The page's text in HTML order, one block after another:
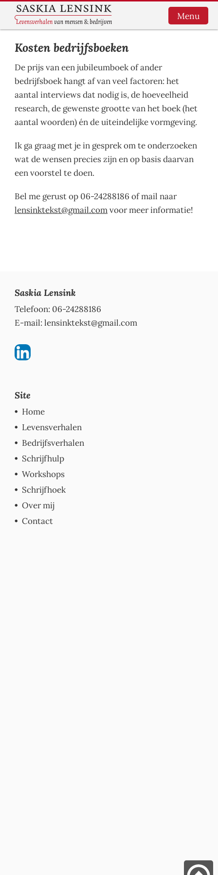
LEVENSVERHALEN
BEDRIJFSBOEKEN
SCHRIJFHULP
OVER MIJ
WORKSHOP
CONTACT
Menu
Kosten bedrijfsboeken
De prijs van een jubileumboek of ander
bedrijfsboek hangt af van veel factoren: het
aantal interviews dat nodig is, de hoeveelheid
research, de gewenste grootte van het boek (het
aantal woorden) én de uiteindelijke vormgeving.
Ik ga graag met je in gesprek om te onderzoeken
wat de wensen precies zijn en op basis daarvan
een voorstel te doen.
Bel me gerust op 06-24288186 of mail naar
lensinktekst@gmail.comvoor meer informatie!
Saskia Lensink
Telefoon: 06-24288186
E-mail: lensinktekst@gmail.com
Site
Home
Levensverhalen
Bedrijfsverhalen
Schrijfhulp
Workshops
Schrijfhoek
Over mij
Contact